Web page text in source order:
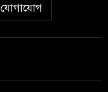
যোগাযোগ